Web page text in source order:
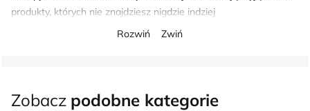
produkty, których nie znajdziesz nigdzie indziej
Rozwiń
Zwiń
Zobacz podobne kategorie